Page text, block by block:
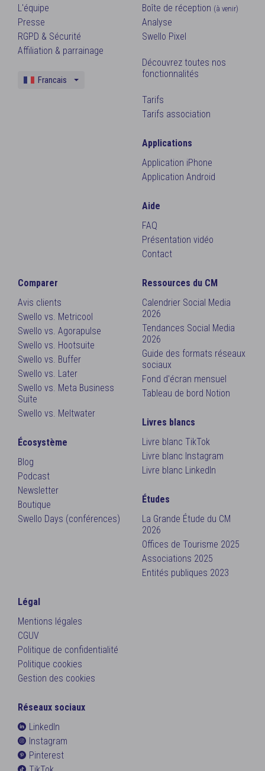
L'équipe
Presse
RGPD & Sécurité
Affiliation & parrainage
Francais
Boîte de réception (à venir)
Analyse
Swello Pixel
Découvrez toutes nos
fonctionnalités
Tarifs
Tarifs association
Applications
Application iPhone
Application Android
Aide
FAQ
Présentation vidéo
Contact
Comparer
Avis clients
Swello vs. Metricool
Swello vs. Agorapulse
Swello vs. Hootsuite
Swello vs. Buffer
Swello vs. Later
Swello vs. Meta Business
Suite
Swello vs. Meltwater
Écosystème
Blog
Podcast
Newsletter
Boutique
Swello Days (conférences)
Ressources du CM
Calendrier Social Media
2026
Tendances Social Media
2026
Guide des formats réseaux
sociaux
Fond d'écran mensuel
Tableau de bord Notion
Livres blancs
Livre blanc TikTok
Livre blanc Instagram
Livre blanc LinkedIn
Études
La Grande Étude du CM
2026
Offices de Tourisme 2025
Associations 2025
Entités publiques 2023
Légal
Mentions légales
CGUV
Politique de confidentialité
Politique cookies
Gestion des cookies
Réseaux sociaux
LinkedIn
Instagram
Pinterest